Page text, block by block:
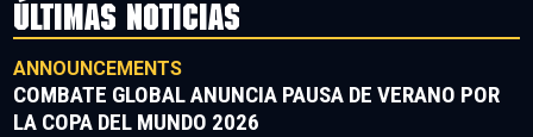
ÚLTIMAS NOTICIAS
ANNOUNCEMENTS
COMBATE GLOBAL ANUNCIA PAUSA DE VERANO POR
LA COPA DEL MUNDO 2026